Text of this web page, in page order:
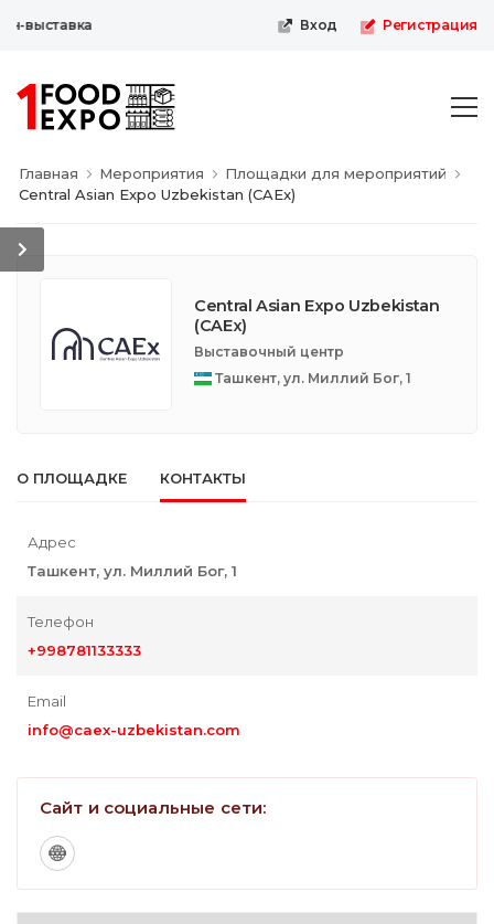
выставка Вход Регистрация
Главная Мероприятия
Площадки для мероприятий
Central Asian Expo Uzbekistan (CAEx)
Central Asian Expo Uzbekistan
(CAEx)
Выставочный центр
Ташкент, ул. Миллий Бог, 1
О ПЛОЩАДКЕ КОНТАКТЫ
Адрес
Ташкент, ул. Миллий Бог, 1
Телефон
+998781133333
Email
info@caex-uzbekistan.com
Сайт и социальные сети: